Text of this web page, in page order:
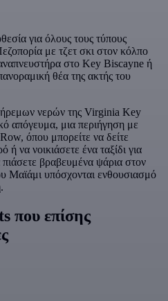
για όλους τους τύπους
με τζετ σκι στον κόλπο
στο Key Biscayne ή
θέα της ακτής του
νερών της Virginia Key
απόγευμα, μια περιήγηση με
όπου μπορείτε να δείτε
ή να νοικιάσετε ένα ταξίδι για
βραβευμένα ψάρια στον
Μαϊάμι υπόσχονται ενθουσιασμό
που επίσης